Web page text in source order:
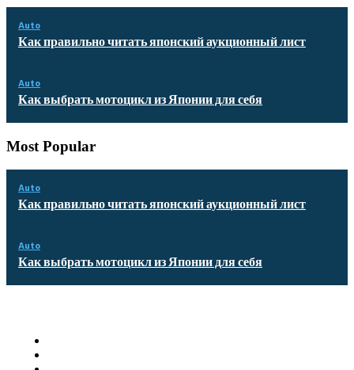
Auto
Как правильно читать японский аукционный лист
Auto
Как выбрать мотоцикл из Японии для себя
Most Popular
Auto
Как правильно читать японский аукционный лист
Auto
Как выбрать мотоцикл из Японии для себя